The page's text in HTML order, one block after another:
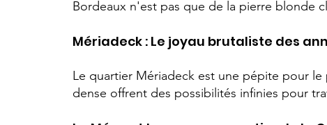
Bordeaux n'est pas que de la pierre blonde
Mériadeck : Le joyau brutaliste des
Le quartier Mériadeck est une pépite pour
dense offrent des possibilités infinies pour